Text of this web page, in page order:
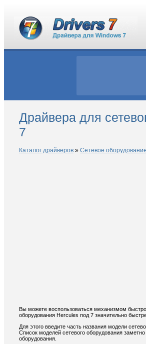
Драйвера для
7
Каталог драйверов » Сетевое оборудование
Вы можете воспользоваться механизмом
оборудования Hercules под 7 значительно
Для этого введите часть названия модели
Список моделей сетевого оборудования
оборудования.